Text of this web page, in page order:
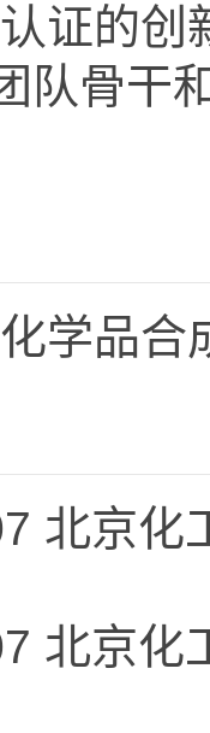
证的
队骨干
学品合
北京化
北京化